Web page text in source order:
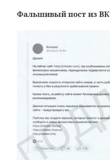
Фальшивый пост из ВК